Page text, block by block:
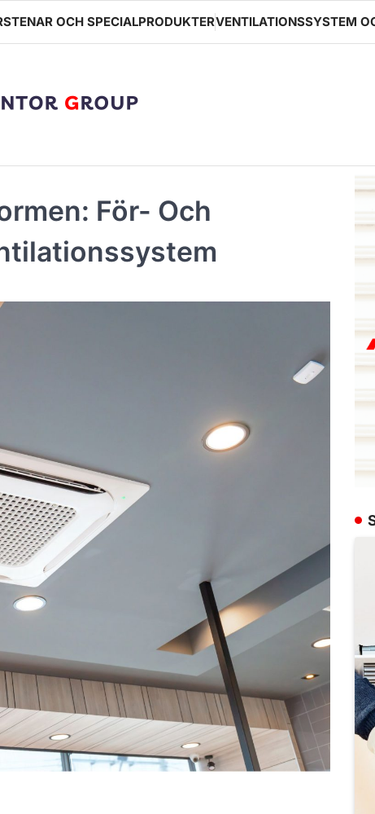
OCH SPECIALPRODUKTERVENTILATIONSSYSTEM
För- Och